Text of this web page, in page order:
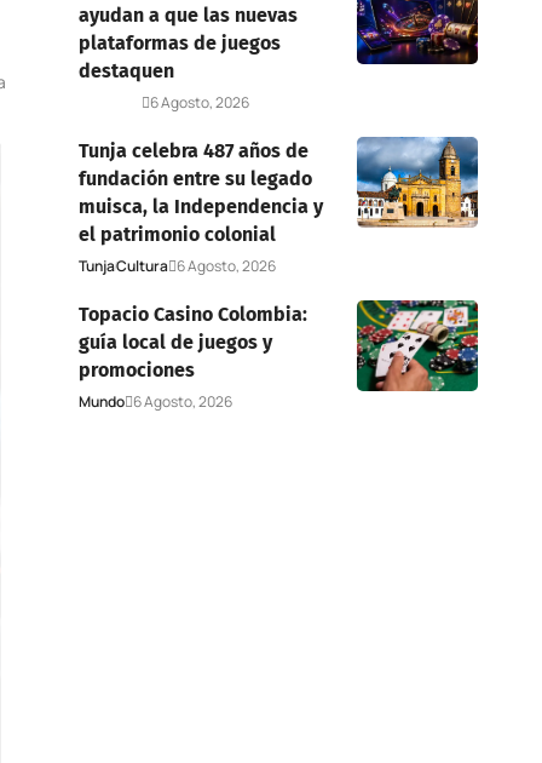
ayudan a que las nuevas
plataformas de juegos
destaquen
6 Agosto, 2026
Tunja celebra 487 años de
fundación entre su legado
muisca, la Independencia y
el patrimonio colonial
TunjaCultura 6 Agosto, 2026
Topacio Casino Colombia:
guía local de juegos y
promociones
Mundo 6 Agosto, 2026